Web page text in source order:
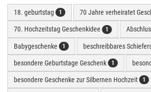
18. geburtstag 1 70 Jahre verheiratet
70. Hochzeitstag Geschenkidee 1
Babygeschenke 1 beschreibbares
besondere Geburtstage Geschenk 1
besondere Geschenke zur Silbernen Hochzeit 1